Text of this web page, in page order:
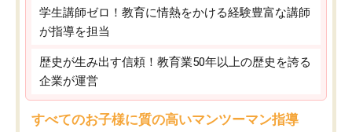
学生講師ゼロ！教育に情熱をかける経験豊富な講師
が指導を担当
歴史が生み出す信頼！教育業50年以上の歴史を誇る
企業が運営
すべてのお子様に質の高いマンツーマン指導